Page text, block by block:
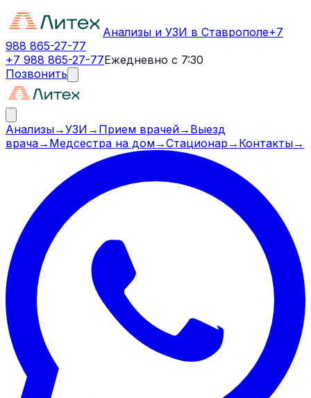
Анализы и УЗИ в Ставрополе+7
988 865-27-77
+7 988 865-27-77Ежедневно с 7:30
Позвонить
Анализы→УЗИ → Прием врачей→ Выезд
врача→ Медсестра на дом→Стационар → Контакты→